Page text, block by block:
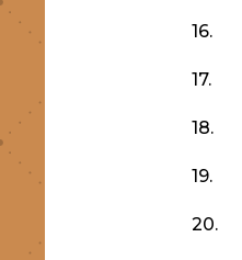
16.
17.
18.
19.
20.